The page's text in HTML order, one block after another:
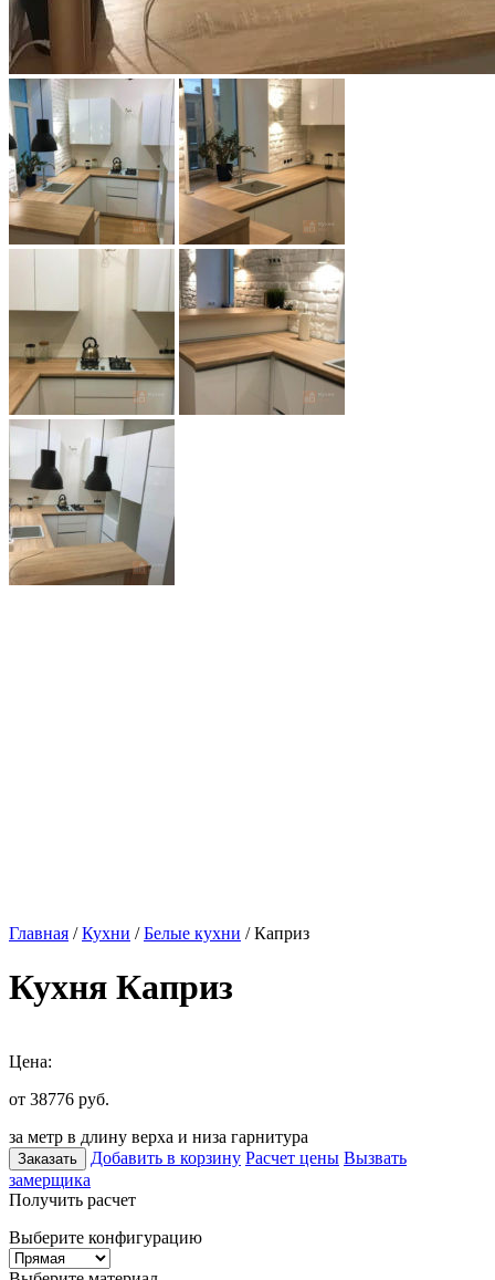
Главная /Кухни /Белые кухни / Каприз
Кухня Каприз
Цена:
от 38776 руб.
за метр в длину верха и низа гарнитура
Заказать Добавить в корзину Расчет цены Вызвать
замерщика
Получить расчет
Выберите конфигурацию